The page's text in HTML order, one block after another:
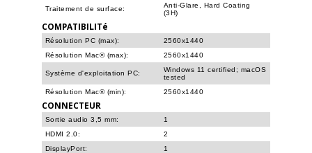
Traitement de surface:
Anti-Glare, Hard Coating
(3H)
COMPATIBILITé
Résolution PC (max):
2560x1440
Résolution Mac® (max):
2560x1440
Système d'exploitation PC:
Windows 11 certified; macOS
tested
Résolution Mac® (min):
2560x1440
CONNECTEUR
Sortie audio 3,5 mm:
1
HDMI 2.0:
2
DisplayPort:
1